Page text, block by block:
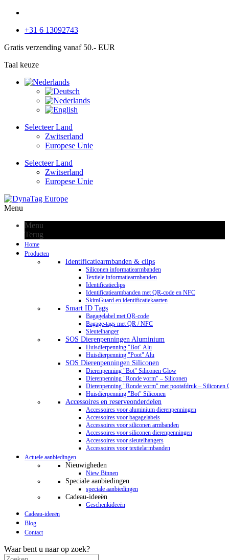
+31 6 13092743
Gratis verzending vanaf 50.- EUR
Taal keuze
Selecteer Land
Zwitserland
Europese Unie
Selecteer Land
Zwitserland
Europese Unie
Menu
Menu
Terug
Home
Producten
Identificatiearmbanden & clips
Siliconen informatiearmbanden
Textiele informatiearmbanden
Identificatieclips
Identificatiearmbanden met QR-code en NFC
SkimGuard en identificatiekaarten
Smart ID Tags
Bagagelabel met QR-code
Bagage-tags met QR / NFC
Sleutelhanger
SOS Dierenpenningen Aluminium
Huisdierpenning "Bot" Alu
Huisdierpenning "Poot" Alu
SOS Dierenpenningen Siliconen
Dierenpenning "Bot" Siliconen Glow
Dierenpenning "Ronde vorm" – Siliconen
Dierenpenning "Ronde vorm" met pootafdruk – Siliconen
Huisdierpenning "Bot" Siliconen
Accessoires en reserveonderdelen
Accessoires voor aluminium dierenpenningen
Accessoires voor bagagelabels
Accessoires voor siliconen armbanden
Accessoires voor siliconen dierenpenningen
Accessoires voor sleutelhangers
Accessoires voor textielarmbanden
Actuele aanbiedingen
Nieuwigheden
Niew Binnen
Speciale aanbiedingen
speciale aanbiedingen
Cadeau-ideeën
Geschenkideeën
Cadeau-ideeën
Blog
Contact
Waar bent u naar op zoek?